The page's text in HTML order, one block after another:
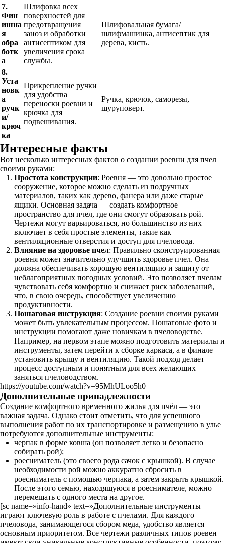
7.
Фин
ишна
я
обра
ботк
а
Шлифовка всех
поверхностей для
предотвращения
заноз и обработки
антисептиком для
увеличения срока
службы.
Шлифовальная бумага/
шлифмашинка, антисептик для
дерева, кисть.
8.
Уста
новк
а
ручк
и/
крюч
ка
Прикрепление ручки
для удобства
переноски роевни и
крючка для
подвешивания.
Ручка, крючок, саморезы,
шуруповерт.
Интересные факты
Вот несколько интересных фактов о создании роевни для пчел
своими руками:
Простота конструкции: Роевня — это довольно простое
сооружение, которое можно сделать из подручных
материалов, таких как дерево, фанера или даже старые
ящики. Основная задача — создать комфортное
пространство для пчел, где они смогут образовать рой.
Чертежи могут варьироваться, но большинство из них
включает в себя простые элементы, такие как
вентиляционные отверстия и доступ для пчеловода.
Влияние на здоровье пчел: Правильно сконструированная
роевня может значительно улучшить здоровье пчел. Она
должна обеспечивать хорошую вентиляцию и защиту от
неблагоприятных погодных условий. Это позволяет пчелам
чувствовать себя комфортно и снижает риск заболеваний,
что, в свою очередь, способствует увеличению
продуктивности.
Пошаговая инструкция: Создание роевни своими руками
может быть увлекательным процессом. Пошаговые фото и
инструкции помогают даже новичкам в пчеловодстве.
Например, на первом этапе можно подготовить материалы и
инструменты, затем перейти к сборке каркаса, а в финале —
установить крышу и вентиляцию. Такой подход делает
процесс доступным и понятным для всех желающих
заняться пчеловодством.
https://youtube.com/watch?v=95MhULoo5h0
Дополнительные принадлежности
Создание комфортного временного жилья для пчёл — это
важная задача. Однако стоит отметить, что для успешного
выполнения работ по их транспортировке и размещению в улье
потребуются дополнительные инструменты:
черпак в форме ковша (он позволяет легко и безопасно
собирать рой);
роесниматель (это своего рода сачок с крышкой). В случае
необходимости рой можно аккуратно сбросить в
роесниматель с помощью черпака, а затем закрыть крышкой.
После этого семью, находящуюся в роеснимателе, можно
перемещать с одного места на другое.
[sc name=»info-hand» text=»Дополнительные инструменты
играют ключевую роль в работе с пчелами. Для каждого
пчеловода, занимающегося сбором меда, удобство является
основным приоритетом. Все чертежи различных типов роевен